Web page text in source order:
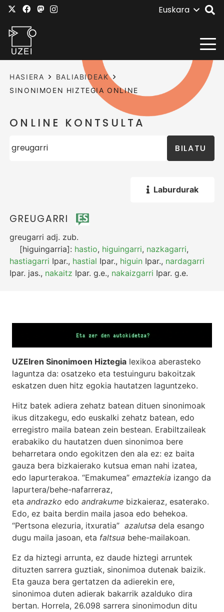
Euskara
HASIERA
BALIABIDEAK
SINONIMOEN HIZTEGIA ONLINE
ONLINE KONTSULTA
BILATU
Laburdurak
GREUGARRI
greugarri adj. zub.
[higuingarria]: hastio, higuingarri, nazkagarri,
hastiagarri Ipar., hastial Ipar., higuin Ipar., nardagarri
Ipar. jas., nakaitz Ipar. g.e., nakaizgarri Ipar. g.e.
UZEIren Sinonimoen Hiztegia lexikoa aberasteko
laguntza da: osatzeko eta testuinguru bakoitzak
eskatzen duen hitz egokia hautatzen laguntzeko.
Hitz batek adiera zehatz batean dituen sinonimoak
ikus ditzakegu, edo euskalki zehatz batean, edo
erregistro maila batean zein bestean. Erabiltzaileak
erabakiko du hautatzen duen sinonimoa bere
beharretara ondo egokitzen den ala ez: ez baita
gauza bera bizkaierako kutsua eman nahi izatea,
edo lapurterakoa. “Emakumea” emaztekia izango da
lapurtera/behe-nafarreraz,
eta andrazko edo andrakume bizkaieraz, esaterako.
Edo, ez baita berdin maila jasoa edo behekoa.
“Pertsona elezuria, itxuratia” azalutsa dela esango
dugu maila jasoan, eta faltsua behe-mailakoan.
Ez da hiztegi arrunta, ez daude hiztegi arruntek
dituzten sarrera guztiak, sinonimoa dutenak baizik.
Eta gauza bera gertatzen da adierekin ere,
sinonimoa duten adierak bakarrik azalduko dira
bertan. Horrela, 26.098 sarrera sinonimodun ditu